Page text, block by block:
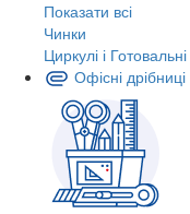
Показати всі
Чинки
Циркулі і Готовальні
Офісні дрібниці